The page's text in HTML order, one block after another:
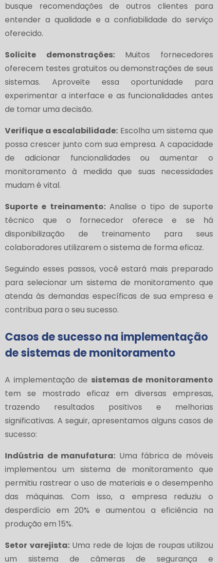
busque recomendações de outros clientes para
entender a qualidade e a confiabilidade do serviço
oferecido.
Solicite demonstrações:Muitos fornecedores
oferecem testes gratuitos ou demonstrações de seus
sistemas. Aproveite essa oportunidade para
experimentar a interface e as funcionalidades antes
de tomar uma decisão.
Verifique a escalabilidade: Escolha um sistema que
possa crescer junto com sua empresa. A capacidade
de adicionar funcionalidades ou aumentar o
monitoramento à medida que suas necessidades
mudam é vital.
Suporte e treinamento:Analise o tipo de suporte
técnico que o fornecedor oferece e se há
disponibilização de treinamento para seus
colaboradores utilizarem o sistema de forma eficaz.
Seguindo esses passos, você estará mais preparado
para selecionar um sistema de monitoramento que
atenda às demandas específicas de sua empresa e
contribua para o seu sucesso.
Casos de sucesso na implementação
de sistemas de monitoramento
A implementação de sistemas de monitoramento
tem se mostrado eficaz em diversas empresas,
trazendo resultados positivos e melhorias
significativas. A seguir, apresentamos alguns casos de
sucesso:
Indústria de manufatura: Uma fábrica de móveis
implementou um sistema de monitoramento que
permitiu rastrear o uso de materiais e o desempenho
das máquinas. Com isso, a empresa reduziu o
desperdício em 20% e aumentou a eficiência na
produção em 15%.
Setor varejista:Uma rede de lojas de roupas utilizou
um sistema de câmeras de segurança e